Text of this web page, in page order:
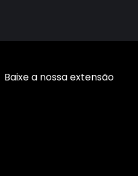
Baixe a nossa extensão